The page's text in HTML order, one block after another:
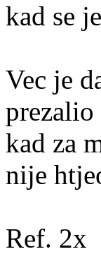
kad se
Vec je
prezalio
kad za
nije
Ref. 2x